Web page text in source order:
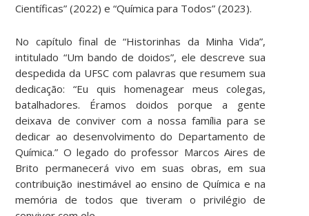
Científicas” (2022) e “Química para Todos” (2023).
No capítulo final de “Historinhas da Minha Vida”,
intitulado “Um bando de doidos”, ele descreve sua
despedida da UFSC com palavras que resumem sua
dedicação: “Eu quis homenagear meus colegas,
batalhadores. Éramos doidos porque a gente
deixava de conviver com a nossa família para se
dedicar ao desenvolvimento do Departamento de
Química.” O legado do professor Marcos Aires de
Brito permanecerá vivo em suas obras, em sua
contribuição inestimável ao ensino de Química e na
memória de todos que tiveram o privilégio de